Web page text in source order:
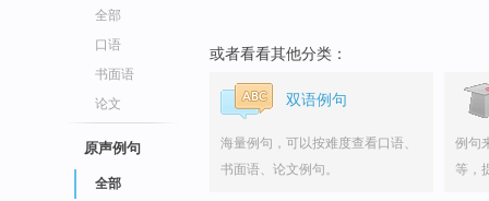
全部
口语
书面语
论文
原声例句
全部
或者看看其他分类：
双语例句
海量例句，可以按难度查看口语、
书面语、论文例句。
例句
等，